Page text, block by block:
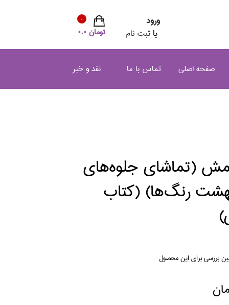
ورود
یا ثبت نام تومان 0.0
0
صفحه اصلی تماس با ما نقد و خبر
(تماشاي جلوه‌هاي
رنگ‌ها) (كتاب
بررسی برای این محصول